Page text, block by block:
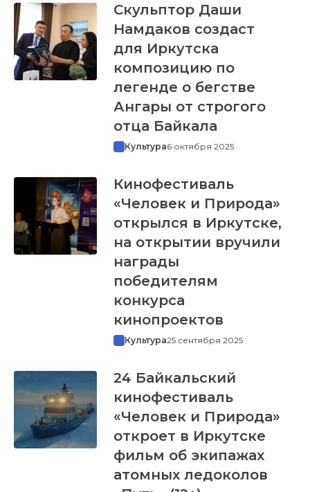
Скульптор Даши
Намдаков создаст
для Иркутска
композицию по
легенде о бегстве
Ангары от строгого
отца Байкала
Культура6 октября 2025
Кинофестиваль
«Человек и Природа»
открылся в Иркутске,
на открытии вручили
награды
победителям
конкурса
кинопроектов
Культура25 сентября 2025
24 Байкальский
кинофестиваль
«Человек и Природа»
откроет в Иркутске
фильм об экипажах
атомных ледоколов